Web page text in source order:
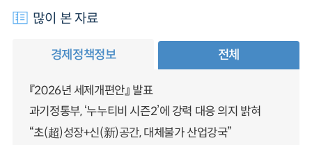
많이 본 자료
경제정책정보 전체
『2026년 세제개편안』 발표
과기정통부, ‘누누티비 시즌2’에 강력 대응 의지 밝혀
“초(超)성장+신(新)공간, 대체불가 산업강국”